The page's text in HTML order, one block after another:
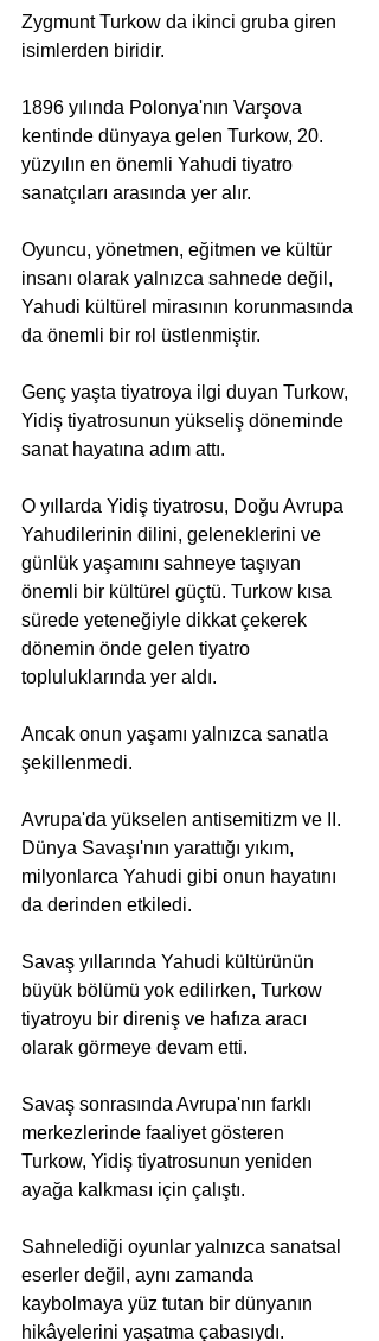
Zygmunt Turkow da ikinci gruba giren
isimlerden biridir.
1896 yılında Polonya'nın Varşova
kentinde dünyaya gelen Turkow, 20.
yüzyılın en önemli Yahudi tiyatro
sanatçıları arasında yer alır.
Oyuncu, yönetmen, eğitmen ve kültür
insanı olarak yalnızca sahnede değil,
Yahudi kültürel mirasının korunmasında
da önemli bir rol üstlenmiştir.
Genç yaşta tiyatroya ilgi duyan Turkow,
Yidiş tiyatrosunun yükseliş döneminde
sanat hayatına adım attı.
O yıllarda Yidiş tiyatrosu, Doğu Avrupa
Yahudilerinin dilini, geleneklerini ve
günlük yaşamını sahneye taşıyan
önemli bir kültürel güçtü. Turkow kısa
sürede yeteneğiyle dikkat çekerek
dönemin önde gelen tiyatro
topluluklarında yer aldı.
Ancak onun yaşamı yalnızca sanatla
şekillenmedi.
Avrupa'da yükselen antisemitizm ve II.
Dünya Savaşı'nın yarattığı yıkım,
milyonlarca Yahudi gibi onun hayatını
da derinden etkiledi.
Savaş yıllarında Yahudi kültürünün
büyük bölümü yok edilirken, Turkow
tiyatroyu bir direniş ve hafıza aracı
olarak görmeye devam etti.
Savaş sonrasında Avrupa'nın farklı
merkezlerinde faaliyet gösteren
Turkow, Yidiş tiyatrosunun yeniden
ayağa kalkması için çalıştı.
Sahnelediği oyunlar yalnızca sanatsal
eserler değil, aynı zamanda
kaybolmaya yüz tutan bir dünyanın
hikâyelerini yaşatma çabasıydı.